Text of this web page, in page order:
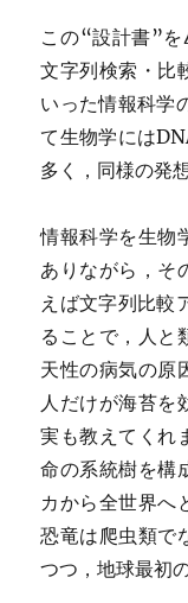
この“設計書”を
文字列検索・比
いった情報科学
て生物学には
多く，同様の発
情報科学を生物
ありながら，そ
えば文字列比較
ることで，人と
天性の病気の原
人だけが海苔を
実も教えてくれ
命の系統樹を構
カから全世界へ
恐竜は爬虫類で
つつ，地球最初